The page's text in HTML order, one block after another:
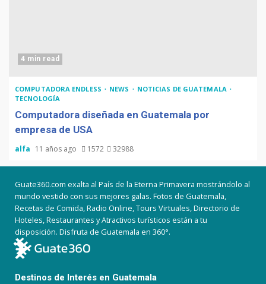
4 min read
COMPUTADORA ENDLESS NEWS
NOTICIAS DE GUATEMALA
TECNOLOGÍA
Computadora diseñada en Guatemala por
empresa de USA
alfa 11 años ago 1572 32988
Guate360.com exalta al País de la Eterna Primavera mostrándolo al
mundo vestido con sus mejores galas. Fotos de Guatemala,
Recetas de Comida, Radio Online, Tours Virtuales, Directorio de
Hoteles, Restaurantes y Atractivos turísticos están a tu
disposición. Disfruta de Guatemala en 360°.
Destinos de Interés en Guatemala